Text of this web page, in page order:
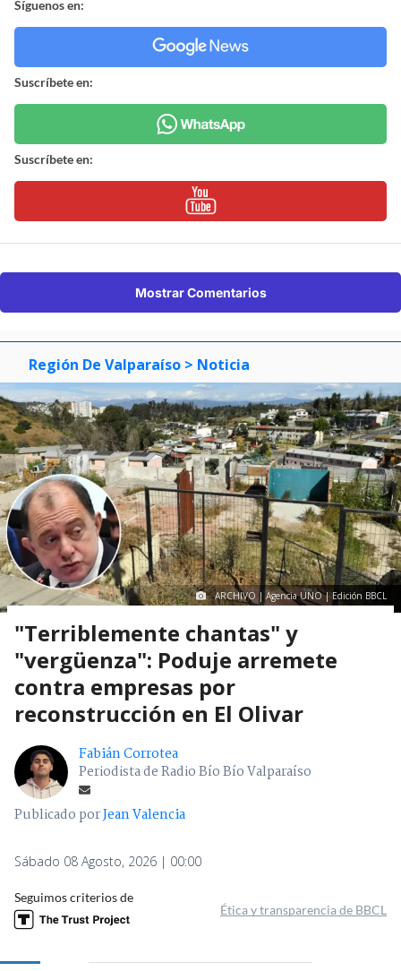
Síguenos en:
Suscríbete en:
Suscríbete en:
Mostrar Comentarios
Región De Valparaíso > Noticia
ARCHIVO | Agencia UNO | Edición BBCL
"Terriblemente chantas" y
"vergüenza": Poduje arremete
contra empresas por
reconstrucción en El Olivar
Fabián Corrotea
Periodista de Radio Bío Bío Valparaíso
Publicado porJean Valencia
Sábado 08 Agosto, 2026 | 00:00
Seguimos criterios de
Ética y transparencia de BBCL